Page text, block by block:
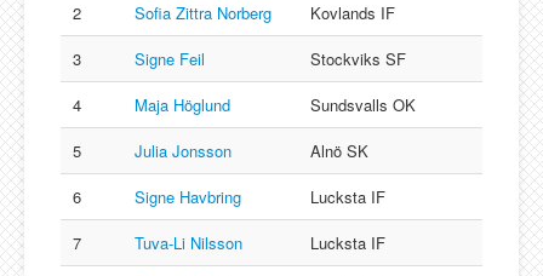
2
Sofia Zittra Norberg
Kovlands IF
3
Signe Feil
Stockviks SF
4
Maja Höglund
Sundsvalls OK
5
Julia Jonsson
Alnö SK
6
Signe Havbring
Lucksta IF
7
Tuva-Li Nilsson
Lucksta IF